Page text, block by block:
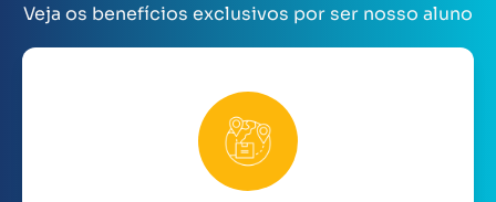
Veja os benefícios exclusivos por ser nosso aluno